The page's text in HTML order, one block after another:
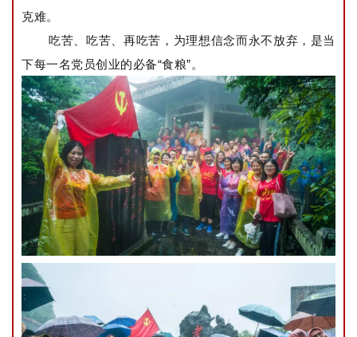
克难。
吃苦、吃苦、再吃苦，为理想信念而永不放弃，是当
下每一名党员创业的必备“食粮”。